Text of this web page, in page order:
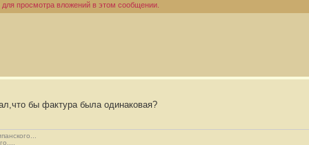
просмотра вложений в этом сообщении.
бы фактура была одинаковая?